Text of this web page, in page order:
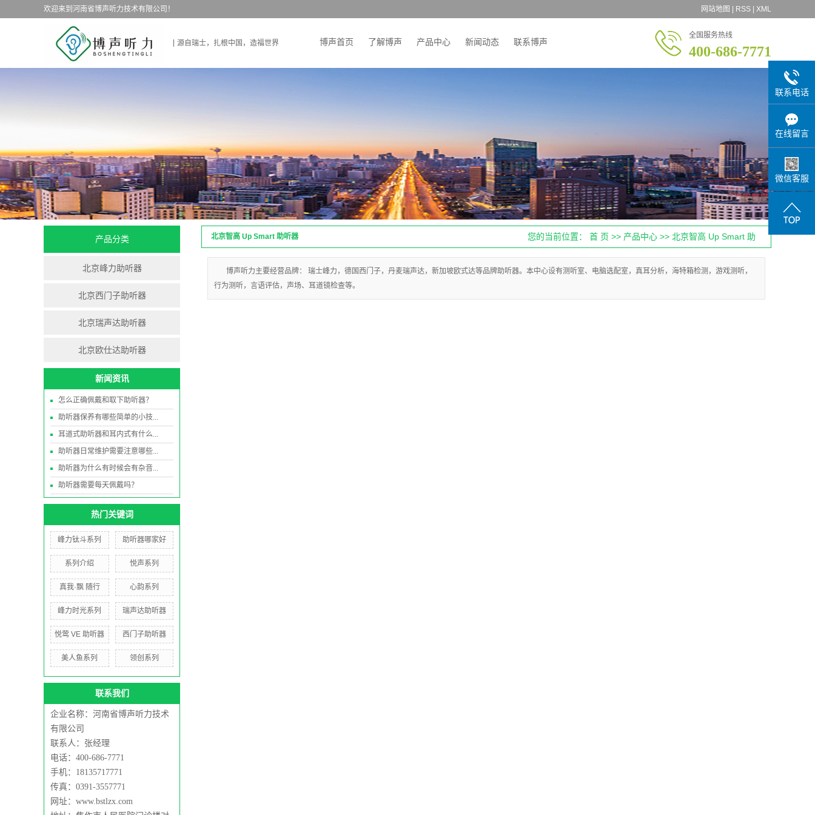
欢迎来到河南省博声听力技术有限公司！ 网站地图 RSS XML
源自瑞士，扎根中国，造福世界 博声首页 了解博声 产品中心 新闻动态 联系博声
全国服务热线
400-686-7771
产品分类
北京峰力助听器
北京西门子助听器
北京瑞声达助听器
北京欧仕达助听器
新闻资讯
怎么正确佩戴和取下助听器？
助听器保养有哪些简单的小技...
耳道式助听器和耳内式有什么...
助听器日常维护需要注意哪些...
助听器为什么有时候会有杂音...
助听器需要每天佩戴吗？
热门关键词
峰力钛斗系列 助听器哪家好
系列介绍 悦声系列
真我·飘 随行 心韵系列
峰力时光系列 瑞声达助听器
悦莺 VE 助听器 西门子助听器
美人鱼系列 领创系列
联系我们
企业名称：河南省博声听力技术
有限公司
联系人：张经理
电话：400-686-7771
手机：18135717771
传真：0391-3557771
网址：www.bstlzx.com
北京智高 Up Smart 助听器 您的当前位置： 首 页 >> 产品中心 >> 北京智高 Up Smart 助
听器
博声听力主要经营品牌： 瑞士峰力，德国西门子，丹麦瑞声达，新加坡欧式达等品牌助听器。本中心设有测听室、电脑选配室，真耳分析，海特箱检测，游戏测听，
行为测听，言语评估，声场、耳道镜检查等。
联系电话
在线留言
微信客服